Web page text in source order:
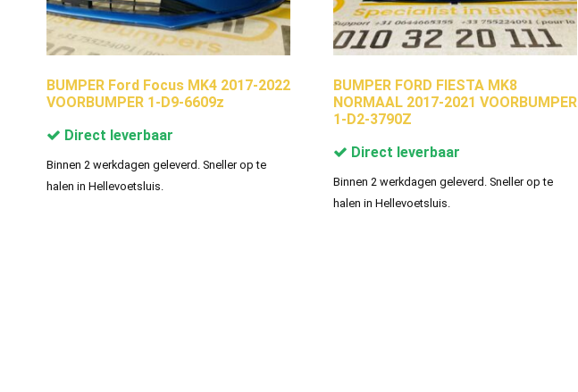
BUMPER Ford Focus MK4 2017-2022
VOORBUMPER 1-D9-6609z
Direct leverbaar
Binnen 2 werkdagen geleverd. Sneller op te
halen in Hellevoetsluis.
BUMPER FORD FIESTA MK8
NORMAAL 2017-2021 VOORBUMPER
1-D2-3790Z
Direct leverbaar
Binnen 2 werkdagen geleverd. Sneller op te
halen in Hellevoetsluis.